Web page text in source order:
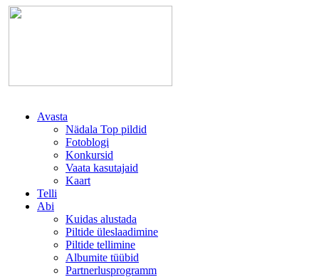
Avasta
Nädala Top pildid
Fotoblogi
Konkursid
Vaata kasutajaid
Kaart
Telli
Abi
Kuidas alustada
Piltide üleslaadimine
Piltide tellimine
Albumite tüübid
Partnerlusprogramm